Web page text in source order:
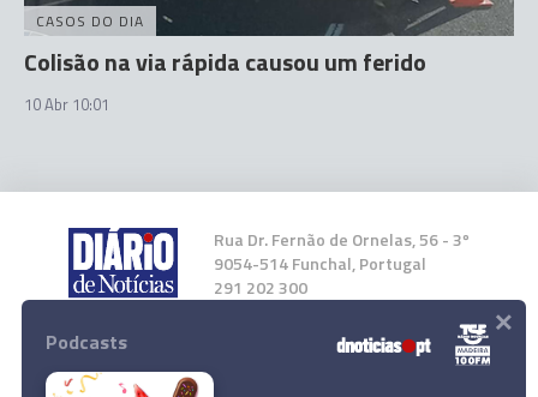
CASOS DO DIA
Colisão na via rápida causou um ferido
10 Abr 10:01
Rua Dr. Fernão de Ornelas, 56 - 3º
9054-514 Funchal, Portugal
291 202 300
Instale a nossa App
Podcasts ×